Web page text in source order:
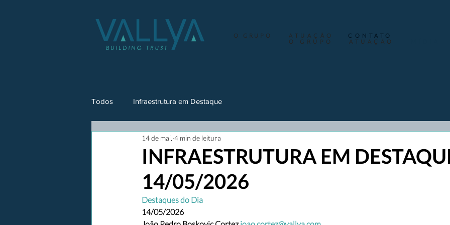
O GRUPO ATUAÇÃO
CONTATO
O GRUPO
ATUAÇÃO
Todos Infraestrutura em Destaque
INFRAESTRUTURA EM
14/05/2026
14 de mai. 4 min de leitura
Destaques do Dia
14/05/2026